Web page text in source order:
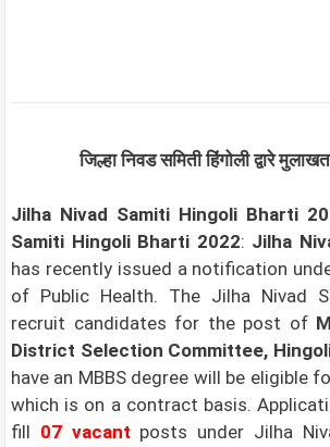
जिल्हा निवड समिती हिंगोली द्वारे
Jilha Nivad Samiti Hingoli Bharti
Samiti Hingoli Bharti 2022: Jilha
has recently issued a notification
of Public Health. The Jilha Nivad
recruit candidates for the post of
District Selection Committee,
have an MBBS degree will be eligible
which is on a contract basis.
fill 07 vacant posts under Jilha